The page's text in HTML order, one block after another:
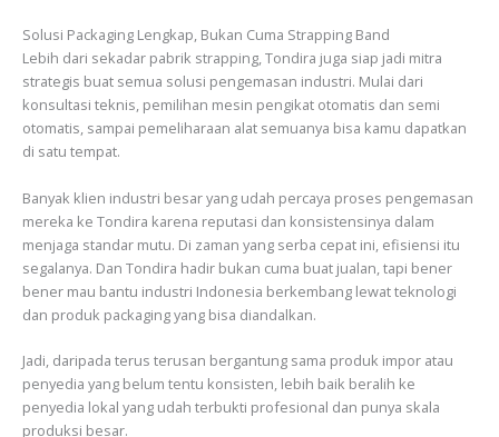
Solusi Packaging Lengkap, Bukan Cuma Strapping Band
Lebih dari sekadar pabrik strapping, Tondira juga siap jadi mitra
strategis buat semua solusi pengemasan industri. Mulai dari
konsultasi teknis, pemilihan mesin pengikat otomatis dan semi
otomatis, sampai pemeliharaan alat semuanya bisa kamu dapatkan
di satu tempat.
Banyak klien industri besar yang udah percaya proses pengemasan
mereka ke Tondira karena reputasi dan konsistensinya dalam
menjaga standar mutu. Di zaman yang serba cepat ini, efisiensi itu
segalanya. Dan Tondira hadir bukan cuma buat jualan, tapi bener
bener mau bantu industri Indonesia berkembang lewat teknologi
dan produk packaging yang bisa diandalkan.
Jadi, daripada terus terusan bergantung sama produk impor atau
penyedia yang belum tentu konsisten, lebih baik beralih ke
penyedia lokal yang udah terbukti profesional dan punya skala
produksi besar.